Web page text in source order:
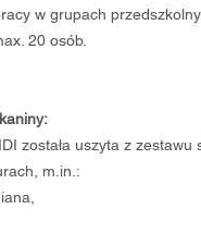
w grupach
20 osób.
została uszyta z
m.in.: